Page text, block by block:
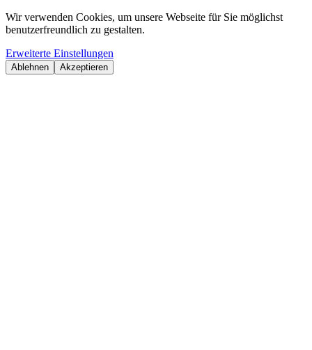
Wir verwenden Cookies, um unsere Webseite für Sie möglichst
benutzerfreundlich zu gestalten.
Erweiterte Einstellungen
Ablehnen Akzeptieren